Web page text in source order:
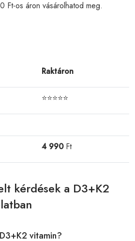
Ft-os áron vásárolhatod meg.
Raktáron
⭐⭐⭐⭐⭐
4 990Ft
kérdések a D3+K2
vitamin?